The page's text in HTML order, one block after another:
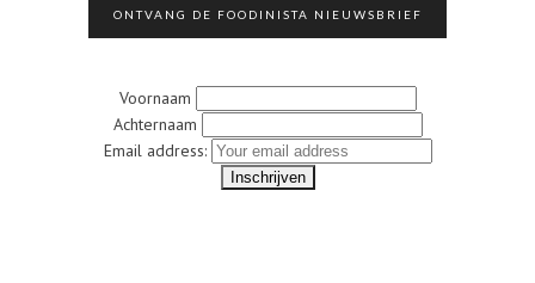
ONTVANG DE FOODINISTA NIEUWSBRIEF
Voornaam
Achternaam
Email address: